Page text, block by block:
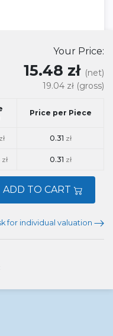
Your Price:
15.48 zł (net)
19.04 zł (gross)
Price per Piece
zł 0.31 zł
zł 0.31 zł
ADD TO CART
for individual valuation